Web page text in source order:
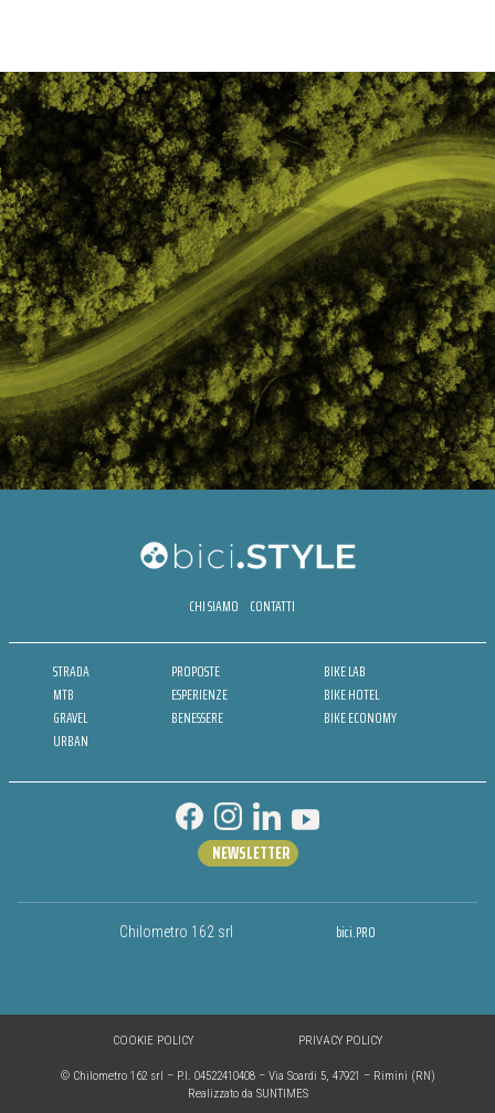
CHI SIAMO CONTATTI
STRADA
MTB
GRAVEL
URBAN
PROPOSTE
ESPERIENZE
BENESSERE
BIKE LAB
BIKE HOTEL
BIKE ECONOMY
Chilometro 162 srl bici.PRO
NEWSLETTER
© Chilometro 162 srl – P.I. 04522410408 – Via Soardi 5, 47921 – Rimini (RN)
Realizzato da SUNTIMES
COOKIE POLICY PRIVACY POLICY